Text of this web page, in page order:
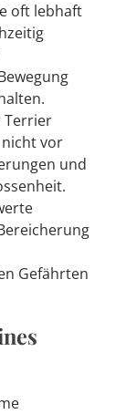
oft lebhaft
Terrier
vor
und
Gefährten